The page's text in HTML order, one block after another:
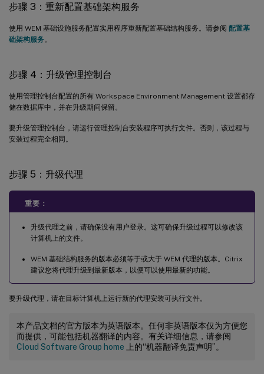
步骤 3：重新配置基础架构服务
使用 WEM 基础设施服务配置实用程序重新配置基础结构服务。请参阅 配置基
础架构服务。
步骤 4：升级管理控制台
使用管理控制台配置的所有 Workspace Environment Management 设置都存
储在数据库中，并在升级期间保留。
要升级管理控制台，请运行管理控制台安装程序可执行文件。否则，该过程与
安装过程完全相同。
步骤 5：升级代理
重要：
升级代理之前，请确保没有用户登录。这可确保升级过程可以修改该
计算机上的文件。
WEM 基础结构服务的版本必须等于或大于 WEM 代理的版本。Citrix
建议您将代理升级到最新版本，以便可以使用最新的功能。
要升级代理，请在目标计算机上运行新的代理安装可执行文件。
本产品文档的官方版本为英语版本。任何非英语版本仅为方便您
而提供，可能包括机器翻译的内容。有关详细信息，请参阅
Cloud Software Group home 上的“机器翻译免责声明”。